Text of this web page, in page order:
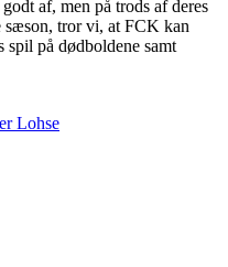
af, men på trods af deres
sæson, tror vi, at FCK kan
spil på dødboldene samt
Lohse